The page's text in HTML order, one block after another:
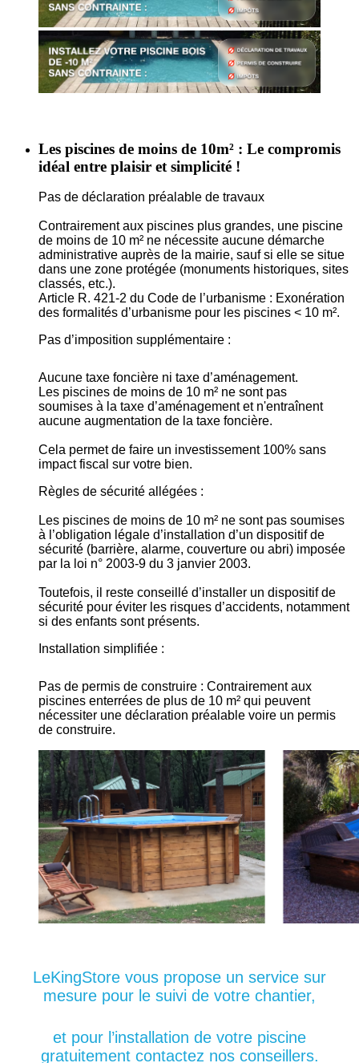
Les piscines de moins de 10m² : Le compromis
idéal entre plaisir et simplicité !
Pas de déclaration préalable de travaux
Contrairement aux piscines plus grandes, une piscine
de moins de 10 m² ne nécessite aucune démarche
administrative auprès de la mairie, sauf si elle se situe
dans une zone protégée (monuments historiques, sites
classés, etc.).
Article R. 421-2 du Code de l’urbanisme : Exonération
des formalités d’urbanisme pour les piscines < 10 m².
Pas d’imposition supplémentaire :
Aucune taxe foncière ni taxe d’aménagement.
Les piscines de moins de 10 m² ne sont pas
soumises à la taxe d’aménagement et n'entraînent
aucune augmentation de la taxe foncière.
Cela permet de faire un investissement 100% sans
impact fiscal sur votre bien.
Règles de sécurité allégées :
Les piscines de moins de 10 m² ne sont pas soumises
à l’obligation légale d’installation d’un dispositif de
sécurité (barrière, alarme, couverture ou abri) imposée
par la loi n° 2003-9 du 3 janvier 2003.
Toutefois, il reste conseillé d’installer un dispositif de
sécurité pour éviter les risques d’accidents, notamment
si des enfants sont présents.
Installation simplifiée :
Pas de permis de construire : Contrairement aux
piscines enterrées de plus de 10 m² qui peuvent
nécessiter une déclaration préalable voire un permis
de construire.
LeKingStore vous propose un service sur
mesure pour le suivi de votre chantier,
et pour l’installation de votre piscine
gratuitement contactez nos conseillers.